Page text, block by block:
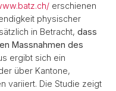
erschienen
physischer
in Betracht, dass
Massnahmen des
ergibt sich ein
über Kantone,
variiert. Die Studie zeigt